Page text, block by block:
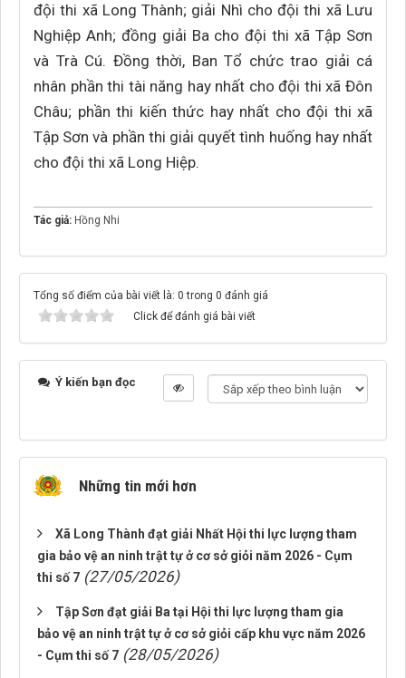
đội thi xã Long Thành; giải Nhì cho đội thi xã Lưu
Nghiệp Anh; đồng giải Ba cho đội thi xã Tập Sơn
và Trà Cú. Đồng thời, Ban Tổ chức trao giải cá
nhân phần thi tài năng hay nhất cho đội thi xã Đôn
Châu; phần thi kiến thức hay nhất cho đội thi xã
Tập Sơn và phần thi giải quyết tình huống hay nhất
cho đội thi xã Long Hiệp.
Tác giả: Hồng Nhi
Tổng số điểm của bài viết là: 0 trong 0 đánh giá
Click để đánh giá bài viết
Ý kiến bạn đọc
Những tin mới hơn
Xã Long Thành đạt giải Nhất Hội thi lực lượng tham
gia bảo vệ an ninh trật tự ở cơ sở giỏi năm 2026 - Cụm
thi số 7 (27/05/2026)
Tập Sơn đạt giải Ba tại Hội thi lực lượng tham gia
bảo vệ an ninh trật tự ở cơ sở giỏi cấp khu vực năm 2026
- Cụm thi số 7 (28/05/2026)